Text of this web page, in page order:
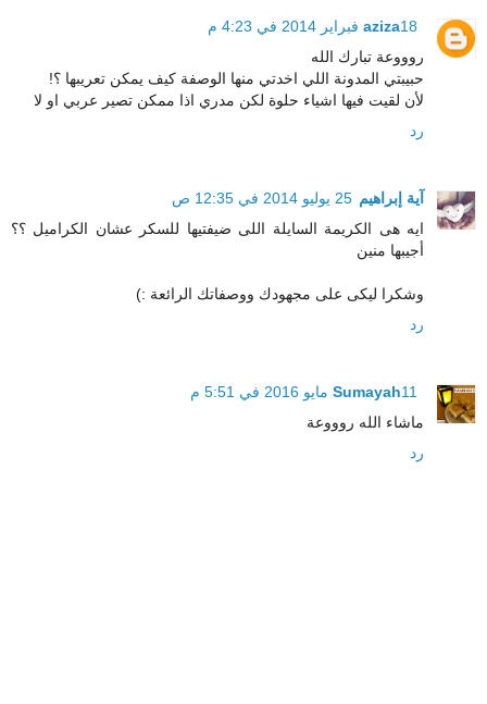
aziza18 فبراير 2014 في 4:23 م
روووعة تبارك الله
حبيبتي المدونة اللي اخدتي منها الوصفة كيف يمكن تعريبها ؟!
لأن لقيت فيها اشياء حلوة لكن مدري اذا ممكن تصير عربي او لا
رد
آية إبراهيم 25 يوليو 2014 في 12:35 ص
ايه هى الكريمة السايلة اللى ضيفتيها للسكر عشان الكراميل ؟؟
أجيبها منين
وشكرا ليكى على مجهودك ووصفاتك الرائعة :)
رد
Sumayah11 مايو 2016 في 5:51 م
ماشاء الله روووعة
رد